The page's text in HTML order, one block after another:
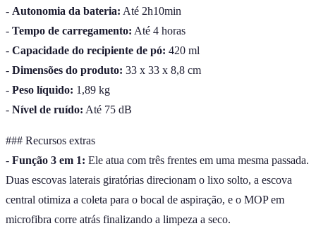
- Autonomia da bateria: Até 2h10min
- Tempo de carregamento: Até 4 horas
- Capacidade do recipiente de pó: 420 ml
- Dimensões do produto: 33 x 33 x 8,8 cm
- Peso líquido: 1,89 kg
- Nível de ruído: Até 75 dB
### Recursos extras
- Função 3 em 1: Ele atua com três frentes em uma mesma passada.
Duas escovas laterais giratórias direcionam o lixo solto, a escova
central otimiza a coleta para o bocal de aspiração, e o MOP em
microfibra corre atrás finalizando a limpeza a seco.